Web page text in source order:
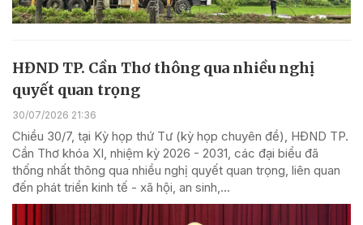
HĐND TP. Cần Thơ thông qua nhiều nghị
quyết quan trọng
30/07/2026 21:36
Chiều 30/7, tại Kỳ họp thứ Tư (kỳ họp chuyên đề), HĐND TP.
Cần Thơ khóa XI, nhiệm kỳ 2026 - 2031, các đại biểu đã
thống nhất thông qua nhiều nghị quyết quan trọng, liên quan
đến phát triển kinh tế - xã hội, an sinh,...